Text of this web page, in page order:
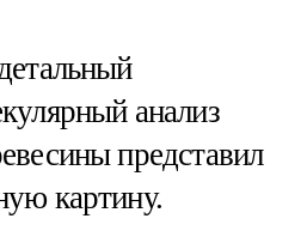
анализ
представил
картину.